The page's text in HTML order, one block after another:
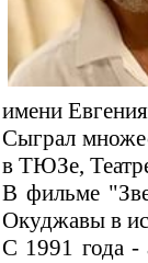
имени
Сыграл
в ТЮЗе,
В фильме
Окуджавы в
С 1991 года -